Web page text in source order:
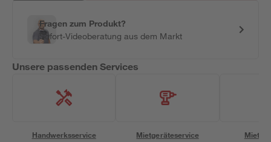
Fragen zum Produkt?
Sofort-Videoberatung aus dem Markt
Unsere passenden Services
Handwerksservice Mietgeräteservice